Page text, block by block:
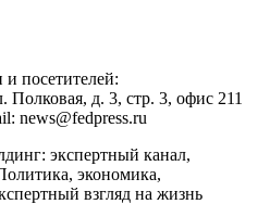
посетителей:
Полковая, д. 3, стр. 3, офис 211
news@fedpress.ru
экспертный канал,
экономика,
взгляд на жизнь